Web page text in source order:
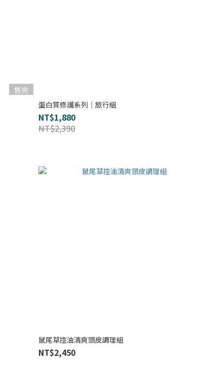
售完
蛋白質修護系列｜旅行組
NT$1,880
NT$2,390
鼠尾草控油清爽頭皮調理組
NT$2,450